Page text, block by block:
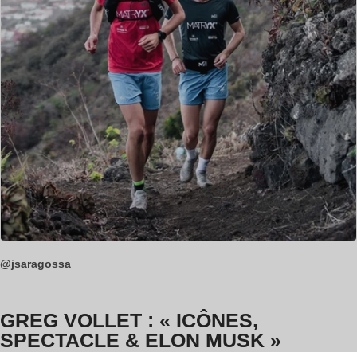
@jsaragossa
GREG VOLLET : « ICÔNES,
SPECTACLE & ELON MUSK »